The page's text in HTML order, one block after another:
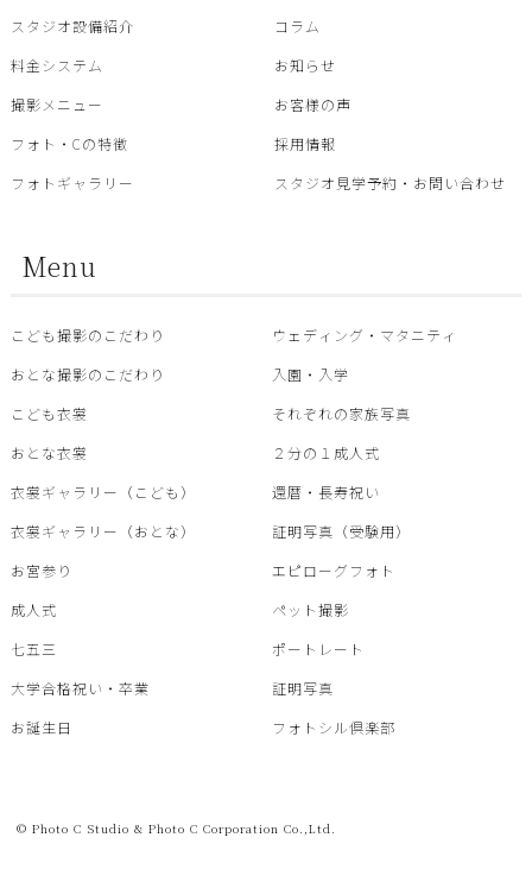
スタジオ設備紹介
料金システム
撮影メニュー
フォト・Cの特徴
フォトギャラリー
コラム
お知らせ
お客様の声
採用情報
スタジオ見学予約・お問い合わせ
Menu
こども撮影のこだわり
おとな撮影のこだわり
こども衣裳
おとな衣裳
衣裳ギャラリー（こども）
衣裳ギャラリー（おとな）
お宮参り
成人式
七五三
大学合格祝い・卒業
お誕生日
ウェディング・マタニティ
入園・入学
それぞれの家族写真
２分の１成人式
還暦・⾧寿祝い
証明写真（受験用）
エピローグフォト
ペット撮影
ポートレート
証明写真
フォトシル倶楽部
© Photo C Studio & Photo C Corporation Co.,Ltd.